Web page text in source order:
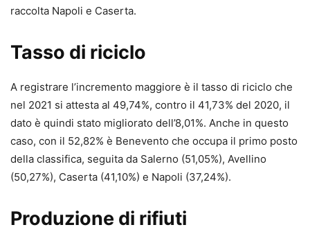
raccolta Napoli e Caserta.
Tasso di riciclo
A registrare l’incremento maggiore è il tasso di riciclo che
nel 2021 si attesta al 49,74%, contro il 41,73% del 2020, il
dato è quindi stato migliorato dell’8,01%. Anche in questo
caso, con il 52,82% è Benevento che occupa il primo posto
della classifica, seguita da Salerno (51,05%), Avellino
(50,27%), Caserta (41,10%) e Napoli (37,24%).
Produzione di rifiuti